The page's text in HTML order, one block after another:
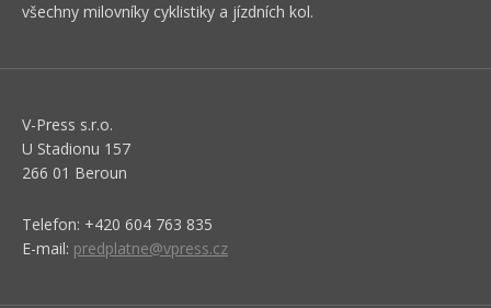
všechny milovníky cyklistiky a jízdních kol.
V-Press s.r.o.
U Stadionu 157
266 01 Beroun
Telefon: +420 604 763 835
E-mail: predplatne@vpress.cz